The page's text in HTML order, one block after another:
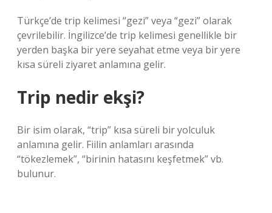
Türkçe’de trip kelimesi “gezi” veya “gezi” olarak
çevrilebilir. İngilizce’de trip kelimesi genellikle bir
yerden başka bir yere seyahat etme veya bir yere
kısa süreli ziyaret anlamına gelir.
Trip nedir ekşi?
Bir isim olarak, “trip” kısa süreli bir yolculuk
anlamına gelir. Fiilin anlamları arasında
“tökezlemek”, “birinin hatasını keşfetmek” vb.
bulunur.